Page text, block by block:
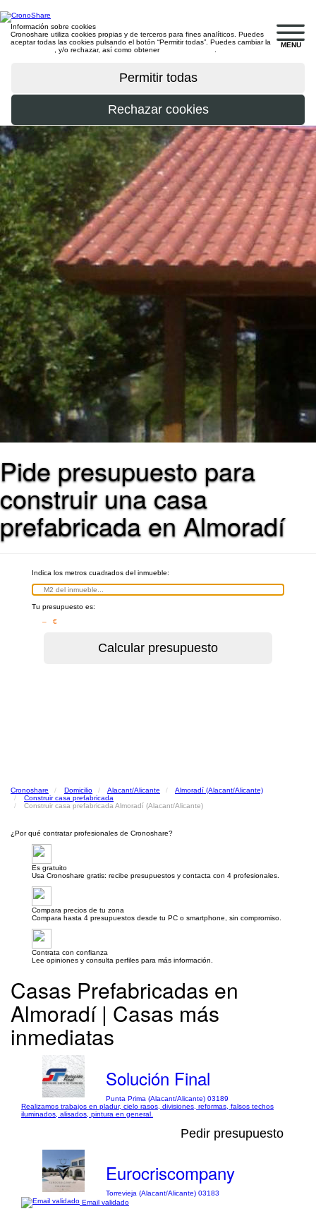
MENU
Información sobre cookies
Cronoshare utiliza cookies propias y de terceros para fines analíticos. Puedes
aceptar todas las cookies pulsando el botón “Permitir todas”. Puedes cambiar la
, y/o rechazar, así como obtener
Pide presupuesto para
construir una casa
prefabricada en Almoradí
Indica los metros cuadrados del inmueble:
Tu presupuesto es:
– €
Cronoshare Domicilio Alacant/Alicante
Almoradí (Alacant/Alicante)
Construir casa prefabricada
Construir casa prefabricada Almoradí (Alacant/Alicante)
¿Por qué contratar profesionales de Cronoshare?
Es gratuito
Usa Cronoshare gratis: recibe presupuestos y contacta con 4 profesionales.
Compara precios de tu zona
Compara hasta 4 presupuestos desde tu PC o smartphone, sin compromiso.
Contrata con confianza
Lee opiniones y consulta perfiles para más información.
Casas Prefabricadas en
Almoradí | Casas más
inmediatas
Solución Final
Punta Prima (Alacant/Alicante) 03189
Realizamos trabajos en pladur, cielo rasos, divisiones, reformas, falsos techos
iluminados, alisados, pintura en general.
Pedir presupuesto
Eurocriscompany
Torrevieja (Alacant/Alicante) 03183
Email validado